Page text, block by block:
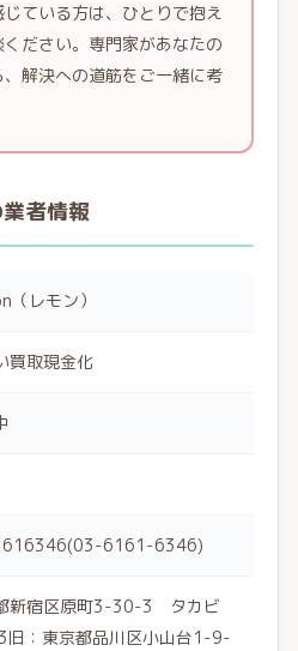
ている方は、ひとりで抱え
ださい。専門家があなたの
解決への道筋をご一緒に考
者情報
（レモン）
買取現金化
6161-6346)
新宿区原町3-30-3 タカビ
旧：東京都品川区小山台1-9-